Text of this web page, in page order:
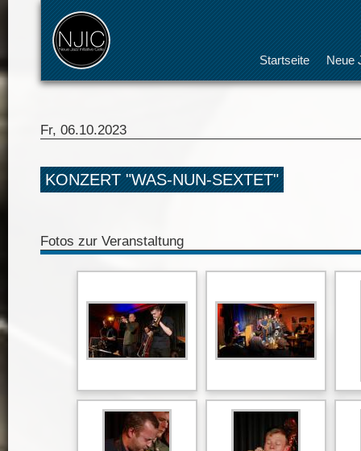
Startseite Neue
Fr, 06.10.2023
KONZERT "WAS-NUN-SEXTET"
Fotos zur Veranstaltung